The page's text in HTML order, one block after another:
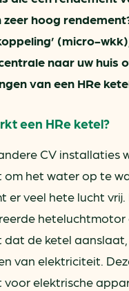
zeer hoog
(micro-
naar uw huis
van een HRe
een HRe ketel?
CV installaties
om het water op te
er veel hete lucht
dat de ketel
van elektriciteit.
voor elektrische